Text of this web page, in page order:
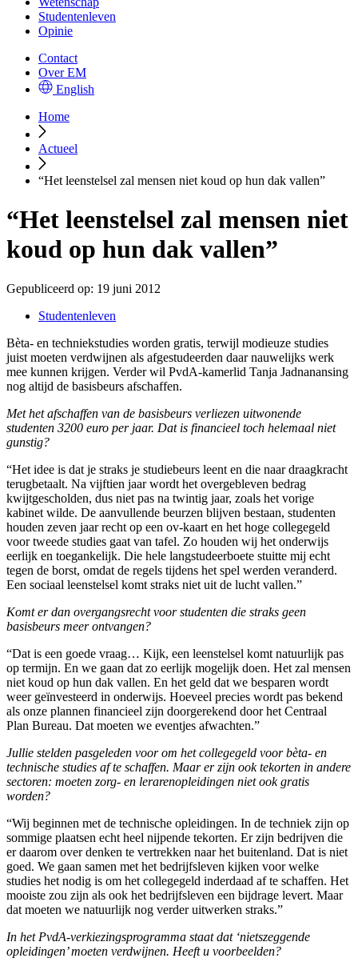
Studentenleven
Opinie
Contact
Over EM
English
Home
Actueel
“Het leenstelsel zal mensen niet koud op hun dak vallen”
“Het leenstelsel zal mensen niet
koud op hun dak vallen”
Gepubliceerd op: 19 juni 2012
Studentenleven
Bèta- en techniekstudies worden gratis, terwijl modieuze studies
juist moeten verdwijnen als afgestudeerden daar nauwelijks werk
mee kunnen krijgen. Verder wil PvdA-kamerlid Tanja Jadnanansing
nog altijd de basisbeurs afschaffen.
Met het afschaffen van de basisbeurs verliezen uitwonende
studenten 3200 euro per jaar. Dat is financieel toch helemaal niet
gunstig?
“Het idee is dat je straks je studiebeurs leent en die naar draagkracht
terugbetaalt. Na vijftien jaar wordt het overgebleven bedrag
kwijtgescholden, dus niet pas na twintig jaar, zoals het vorige
kabinet wilde. De aanvullende beurzen blijven bestaan, studenten
houden zeven jaar recht op een ov-kaart en het hoge collegegeld
voor tweede studies gaat van tafel. Zo houden wij het onderwijs
eerlijk en toegankelijk. Die hele langstudeerboete stuitte mij echt
tegen de borst, omdat de regels tijdens het spel werden veranderd.
Een sociaal leenstelsel komt straks niet uit de lucht vallen.”
Komt er dan overgangsrecht voor studenten die straks geen
basisbeurs meer ontvangen?
“Dat is een goede vraag… Kijk, een leenstelsel komt natuurlijk pas
op termijn. En we gaan dat zo eerlijk mogelijk doen. Het zal mensen
niet koud op hun dak vallen. En het geld dat we besparen wordt
weer geïnvesteerd in onderwijs. Hoeveel precies wordt pas bekend
als onze plannen financieel zijn doorgerekend door het Centraal
Plan Bureau. Dat moeten we eventjes afwachten.”
Jullie stelden pasgeleden voor om het collegegeld voor bèta- en
technische studies af te schaffen. Maar er zijn ook tekorten in andere
sectoren: moeten zorg- en lerarenopleidingen niet ook gratis
worden?
“Wij beginnen met de technische opleidingen. In de techniek zijn op
sommige plaatsen echt heel nijpende tekorten. Er zijn bedrijven die
er daarom over denken te vertrekken naar het buitenland. Dat is niet
goed. We gaan samen met het bedrijfsleven kijken voor welke
studies het nodig is om het collegegeld inderdaad af te schaffen. Het
mooiste zou zijn als ook het bedrijfsleven een bijdrage levert. Maar
dat moeten we natuurlijk nog verder uitwerken straks.”
In het PvdA-verkiezingsprogramma staat dat ‘nietszeggende
opleidingen’ moeten verdwijnen. Heeft u voorbeelden?